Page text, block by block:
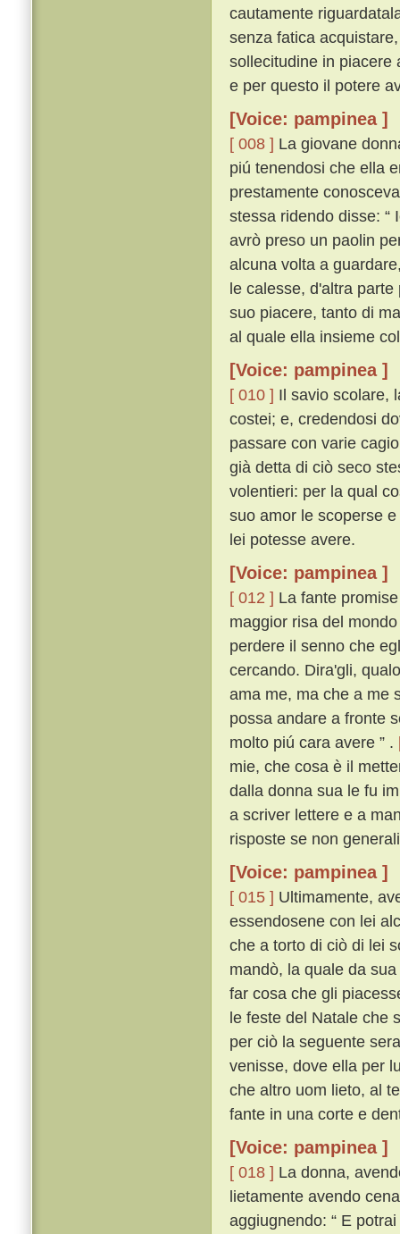
cautamente
senza fatica
sollecitudine in piacere
e per questo il potere
[Voice: pampinea ]
[ 008 ] La giovane
piú tenendosi che ella
prestamente
stessa ridendo disse: “
avrò preso un paolin
alcuna volta a
le calesse, d'altra
suo piacere, tanto di
al quale ella insieme
[Voice: pampinea ]
[ 010 ] Il savio scolare,
costei; e, credendosi
passare con varie
già detta di ciò seco
volentieri: per la qual
suo amor le scoperse
lei potesse avere.
[Voice: pampinea ]
[ 012 ] La fante
maggior risa del
perdere il senno che
cercando. Dira'gli,
ama me, ma che a me
possa andare a fronte
molto piú cara avere ” .
mie, che cosa è il
dalla donna sua le fu
a scriver lettere e a
risposte se non
[Voice: pampinea ]
[ 015 ] Ultimamente,
essendosene con lei
che a torto di ciò di lei
mandò, la quale da
far cosa che gli
le feste del Natale che
per ciò la seguente
venisse, dove ella per
che altro uom lieto, al
fante in una corte e
[Voice: pampinea ]
[ 018 ] La donna,
lietamente avendo
aggiugnendo: “ E